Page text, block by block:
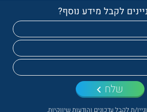
לקבל מידע נוסף?
ת לקבל עדכונים והודעות שיווקיות.
שלח